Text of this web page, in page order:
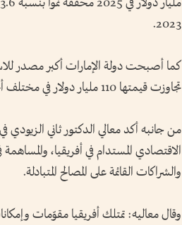
2023.
كما أصبحت دولة الإمارات أكبر مصدر
تجاوزت قيمتها 110 مليار دولار في مختلف أنحاء القارة منذ عام 2019.
من جانبه أكد معالي الدكتور ثاني الزيودي
الاقتصادي المستدام في أفريقيا،
والشراكات القائمة على المصالح المتبادلة.
وقال معاليه: تمتلك أفريقيا مقوّمات